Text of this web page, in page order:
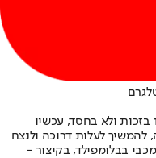
אחרי שהוכחנו שאנחנו נמצאים במקום ה-1 בזכות ולא בחסד, עכשיו
לעלות דרוכה ולנצח
בבלומפילד, בקיצור -